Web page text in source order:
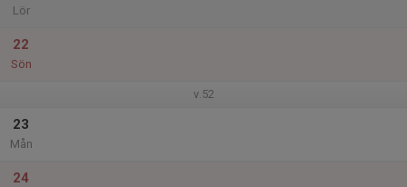
Lör
22
Sön
v.52
23
Mån
24